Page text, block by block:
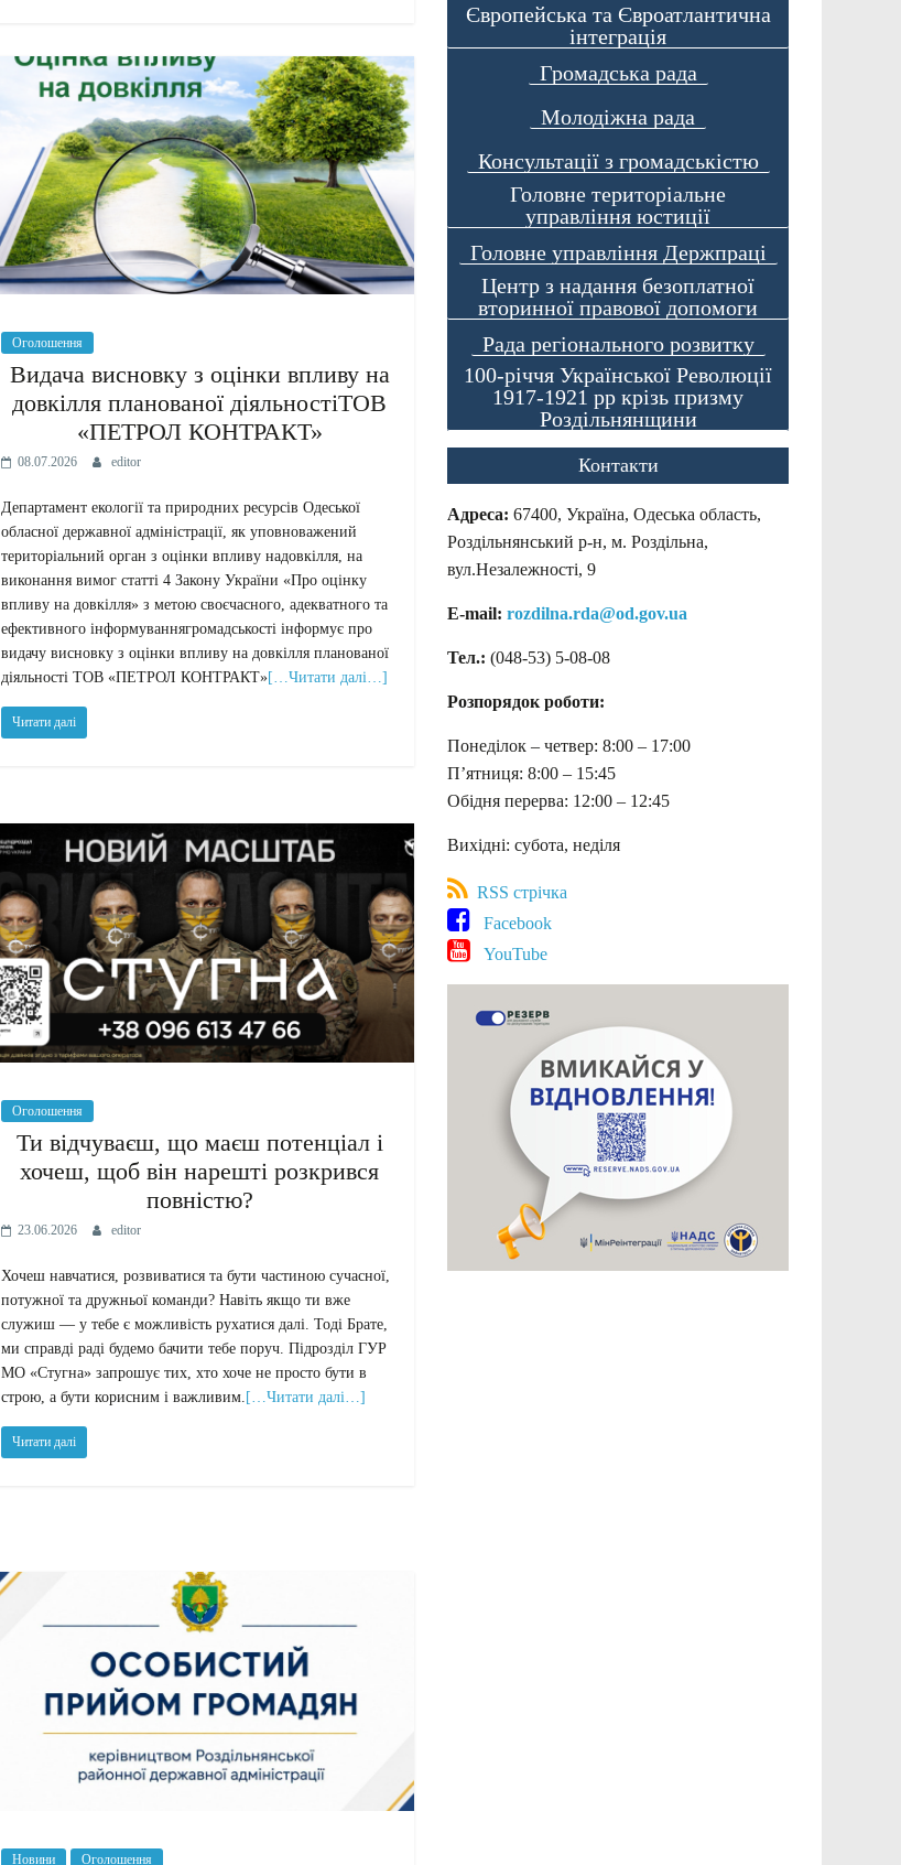
Оголошення
Видача висновку з оцінки впливу на
довкілля планованої діяльностіТОВ
«ПЕТРОЛ КОНТРАКТ»
08.07.2026 editor
Департамент екології та природних ресурсів Одеської
обласної державної адміністрації, як уповноважений
територіальний орган з оцінки впливу надовкілля, на
виконання вимог статті 4 Закону України «Про оцінку
впливу на довкілля» з метою своєчасного, адекватного та
ефективного інформуваннягромадськості інформує про
видачу висновку з оцінки впливу на довкілля планованої
діяльності ТОВ «ПЕТРОЛ КОНТРАКТ»[…Читати далі…]
Читати далі
Оголошення
Ти відчуваєш, що маєш потенціал і
хочеш, щоб він нарешті розкрився
повністю?
23.06.2026 editor
Хочеш навчатися, розвиватися та бути частиною сучасної,
потужної та дружньої команди? Навіть якщо ти вже
служиш — у тебе є можливість рухатися далі. Тоді Брате,
ми справді раді будемо бачити тебе поруч. Підрозділ ГУР
МО «Стугна» запрошує тих, хто хоче не просто бути в
строю, а бути корисним і важливим. […Читати далі…]
Читати далі
Новини Оголошення
Європейська та Євроатлантична
інтеграція
Громадська рада
Молодіжна рада
Консультації з громадськістю
Головне територіальне
управління юстиції
Головне управління Держпраці
Центр з надання безоплатної
вторинної правової допомоги
Рада регіонального розвитку
100-річчя Української Революції
1917-1921 рр крізь призму
Роздільнянщини
Контакти
Адреса: 67400, Україна, Одеська область,
Роздільнянський р-н, м. Роздільна,
вул.Незалежності, 9
E-mail: rozdilna.rda@od.gov.ua
Тел.: (048-53) 5-08-08
Розпорядок роботи:
Понеділок – четвер: 8:00 – 17:00
П’ятниця: 8:00 – 15:45
Обідня перерва: 12:00 – 12:45
Вихідні: субота, неділя
RSS стрічка
Facebook
YouTube